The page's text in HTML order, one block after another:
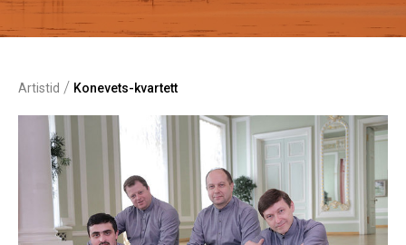
Artistid / Konevets-kvartett